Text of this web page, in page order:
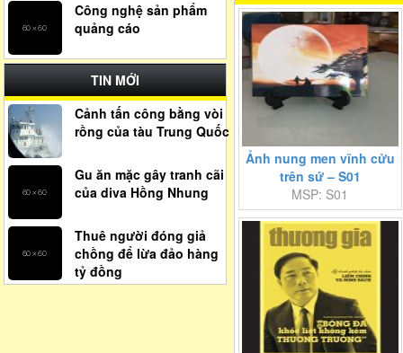
Công nghệ sản phẩm
quảng cáo
TIN MỚI
Cảnh tấn công bằng vòi
rồng của tàu Trung Quốc
Gu ăn mặc gây tranh cãi
của diva Hồng Nhung
Thuê người đóng giả
chồng để lừa đảo hàng
tỷ đồng
Ảnh nung men vĩnh cửu
trên sứ – S01
MSP: S01